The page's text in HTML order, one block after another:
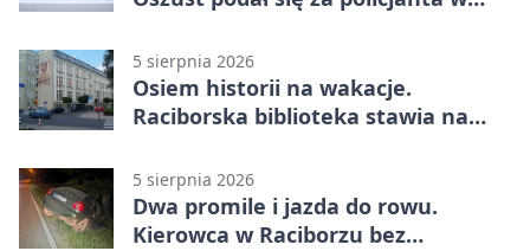
5 sierpnia 2026
Osiem historii na wakacje.
Raciborska biblioteka stawia na
5 sierpnia 2026
Dwa promile i jazda do rowu.
Kierowca w Raciborzu bez